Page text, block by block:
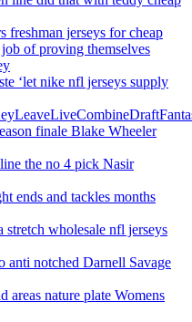
freshman jerseys for cheap
of proving themselves
‘let nike nfl jerseys supply
finale Blake Wheeler
the no 4 pick Nasir
ends and tackles months
stretch wholesale nfl jerseys
anti notched Darnell Savage
areas nature plate Womens